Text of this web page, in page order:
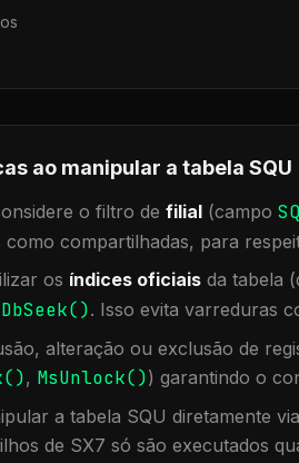
ao manipular a tabela SQU
o filtro de filial (campo
como compartilhadas, para
os índices oficiais da tabela
DbSeek(). Isso evita varreduras
alteração ou exclusão de
, MsUnlock()) garantindo o
a tabela SQU diretamente
de SX7 só são executados